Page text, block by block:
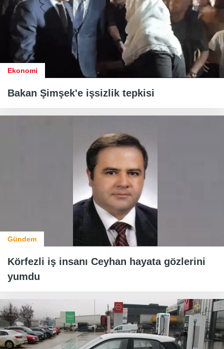
Ekonomi
Bakan Şimşek'e işsizlik tepkisi
Gündem
Körfezli iş insanı Ceyhan hayata gözlerini
yumdu